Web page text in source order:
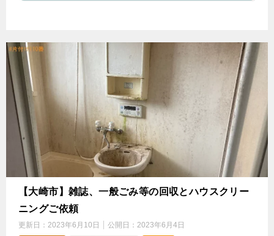
【大崎市】雑誌、一般ごみ等の回収とハウスクリー
ニングご依頼
更新日： 2023年6月10日 公開日： 2023年6月4日